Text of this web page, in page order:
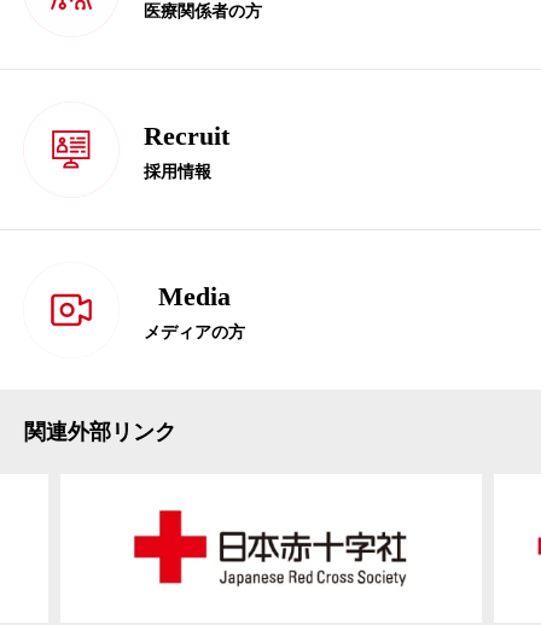
医療関係者の方
Recruit
採用情報
Media
メディアの方
関連外部リンク